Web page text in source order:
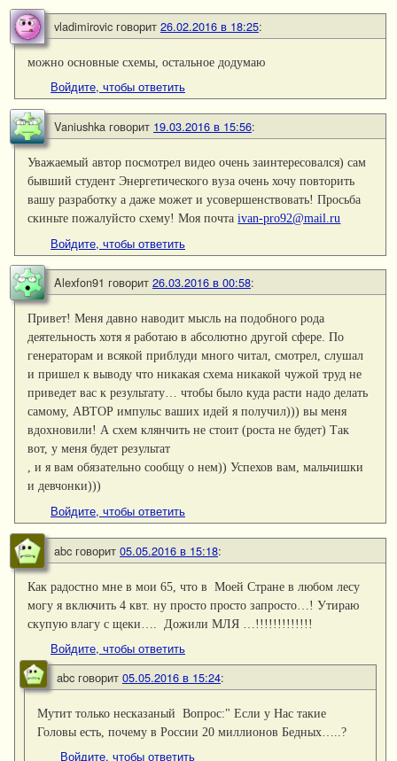
vladimirovic говорит 26.02.2016 в 18:25:
можно основные схемы, остальное додумаю
Войдите, чтобы ответить
Vaniushka говорит 19.03.2016 в 15:56:
Уважаемый автор посмотрел видео очень заинтересовался) сам
бывший студент Энергетического вуза очень хочу повторить
вашу разработку а даже может и усовершенствовать! Просьба
скиньте пожалуйсто схему! Моя почтаivan-pro92@mail.ru
Войдите, чтобы ответить
Alexfon91 говорит 26.03.2016 в 00:58:
Привет! Меня давно наводит мысль на подобного рода
деятельность хотя я работаю в абсолютно другой сфере. По
генераторам и всякой приблуди много читал, смотрел, слушал
и пришел к выводу что никакая схема никакой чужой труд не
приведет вас к результату… чтобы было куда расти надо делать
самому, АВТОР импульс ваших идей я получил))) вы меня
вдохновили! А схем клянчить не стоит (роста не будет) Так
вот, у меня будет результат
, и я вам обязательно сообщу о нем)) Успехов вам, мальчишки
и девчонки)))
Войдите, чтобы ответить
abc говорит 05.05.2016 в 15:18:
Как радостно мне в мои 65, что в Моей Стране в любом лесу
могу я включить 4 квт. ну просто просто запросто…! Утираю
скупую влагу с щеки…. Дожили МЛЯ …!!!!!!!!!!!!!
Войдите, чтобы ответить
abc говорит 05.05.2016 в 15:24:
Мутит только несказаный Вопрос:" Если у Нас такие
Головы есть, почему в России 20 миллионов Бедных…..?
Войдите, чтобы ответить